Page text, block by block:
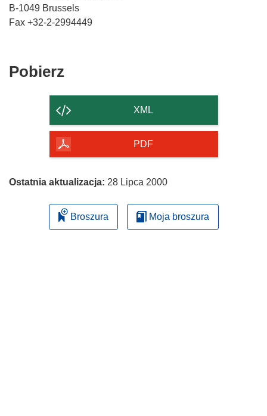
B-1049 Brussels
Pobierz
strony
XML
PDF
Ostatnia aktualizacja: 28 Lipca 2000
Broszura Moja broszura